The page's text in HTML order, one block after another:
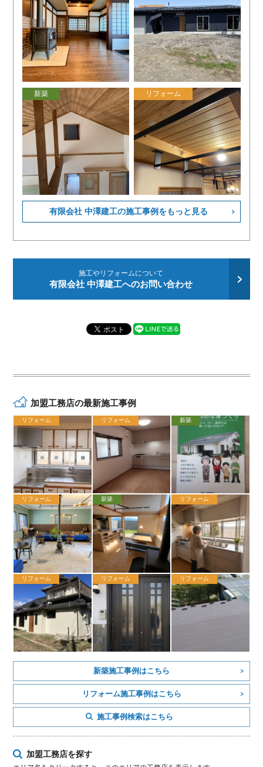
新築 リフォーム
有限会社 中澤建工の施工事例をもっと見る
施工やリフォームについて
有限会社 中澤建工へのお問い合わせ
加盟工務店の最新施工事例
リフォーム リフォーム 新築
リフォーム 新築 リフォーム
リフォーム リフォーム リフォーム
新築施工事例はこちら
リフォーム施工事例はこちら
施工事例検索はこちら
加盟工務店を探す